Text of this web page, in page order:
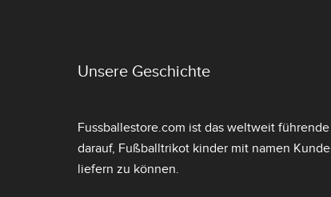
Unsere Geschichte
Fussballestore.com ist das weltweit
darauf, Fußballtrikot kinder mit namen
liefern zu können.